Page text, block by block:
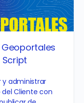
administrar
del Cliente con